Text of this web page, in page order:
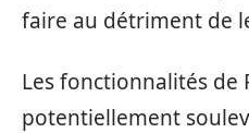
faire au détriment de
Les fonctionnalités de
potentiellement